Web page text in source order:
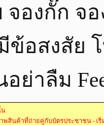
จองกั๊ก
มีข้อสงสั
ย่าลืม
น
สินค้าที่ถ่ายคู่กับบัตรประชาชน - เริ่